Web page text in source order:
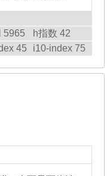
5965 h指数 42
45 i10-index 75